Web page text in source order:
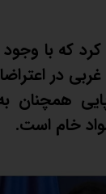
کرد که با
در
خام است.